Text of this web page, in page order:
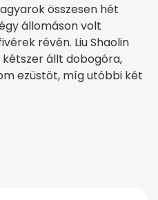
összesen hét
állomáson volt
révén. Liu Shaolin
kétszer állt dobogóra,
ezüstöt, míg utóbbi két